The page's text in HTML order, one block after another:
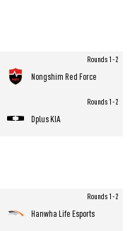
Nongshim Red Force
Rounds 1-2
Dplus KIA
Rounds 1-2
Hanwha Life Esports
Rounds 1-2